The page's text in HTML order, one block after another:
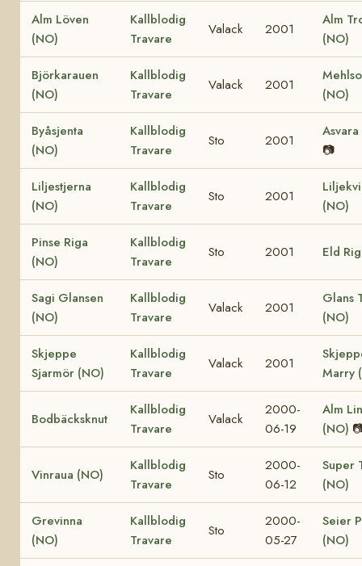
Alm Löven
(NO)
Kallblodig
Travare
Valack 2001
Alm
(NO)
Björkarauen
(NO)
Kallblodig
Travare
Valack 2001
(NO)
Byåsjenta
(NO)
Kallblodig
Travare
Sto 2001
📷
Liljestjerna
(NO)
Kallblodig
Travare
Sto 2001
(NO)
Pinse Riga
(NO)
Kallblodig
Travare
Sto 2001 Eld
Sagi Glansen
(NO)
Kallblodig
Travare
Valack 2001
Glans
(NO)
Skjeppe
Sjarmör (NO)
Kallblodig
Travare
Valack 2001
Marry
Bodbäcksknut
Kallblodig
Travare
Valack
2000-
06-19
Alm
(NO)
Vinraua (NO)
Kallblodig
Travare
Sto
2000-
06-12
Super
(NO)
Grevinna
(NO)
Kallblodig
Travare
Sto
2000-
05-27
Seier
(NO)